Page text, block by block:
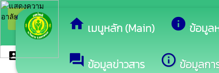
home เมนูหลัก (Main) info ข้อมูล
forum ข้อมูลข่าวสาร info_outline ข้อมูลก
arrow_back_iosกลับเมนูหลัก ยินดีต้อนรับสู่เ
account_boxฝ่ายสภา